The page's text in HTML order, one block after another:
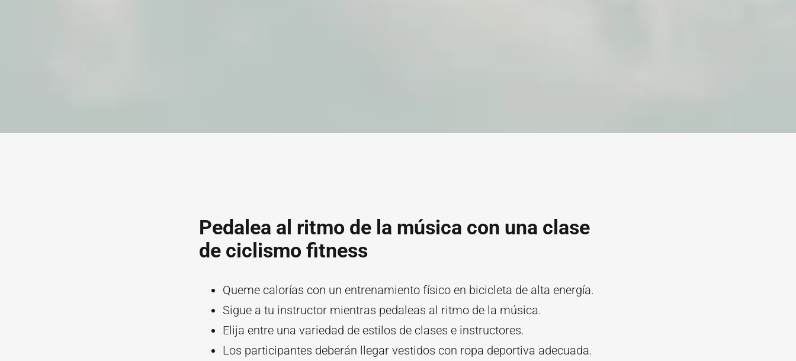
Pedalea al ritmo de la música con una clase
de ciclismo fitness
Queme calorías con un entrenamiento físico en bicicleta de alta energía.
Sigue a tu instructor mientras pedaleas al ritmo de la música.
Elija entre una variedad de estilos de clases e instructores.
Los participantes deberán llegar vestidos con ropa deportiva adecuada.